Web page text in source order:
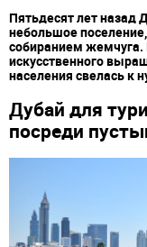
Пятьдесят лет назад
небольшое
собиранием
искусственного
населения свелась к
Дубай для
посреди